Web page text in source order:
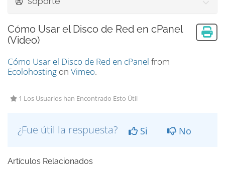
Cómo Usar el Disco de Red en cPanel
(Video)
Cómo Usar el Disco de Red en cPanel from
Ecolohosting on Vimeo.
1 Los Usuarios han Encontrado Esto Útil
¿Fue útil la respuesta? Si No
Artículos Relacionados